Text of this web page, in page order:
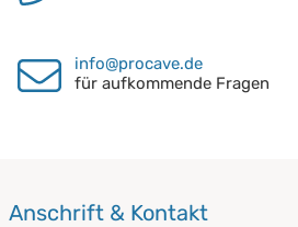
info@procave.de
für aufkommende Fragen
Anschrift & Kontakt